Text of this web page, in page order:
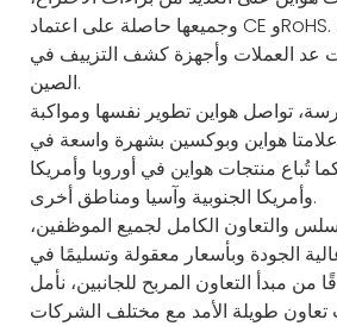
وجميعها حاصلة على اعتماد CE وRoHS. كما حصلت الشركة
عد العملات وأجهزة كشف التزييف في
الصين.
تواصل هواين تطوير نفسها ومواكبة
هواين وبوكسين بشهرة واسعة في
تُباع منتجات هواين في أوروبا وأمريكا
وأمريكا الجنوبية وآسيا ومناطق أخرى.
والتعاون الكامل لجميع الموظفين،
الجودة وبأسعار معقولة وتسليمًا في
من مبدأ التعاون المربح للجانبين، نأمل